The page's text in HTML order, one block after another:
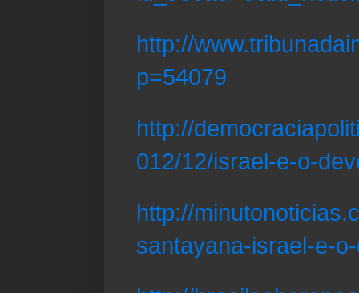
http://
p=54079
http://
012/12/israel-e-o-
http://
santayana-israel-e-